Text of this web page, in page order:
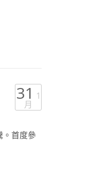
31 1
月
。首度參